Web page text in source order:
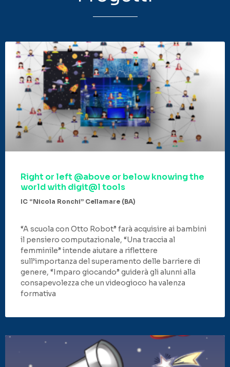
Right or left @above or below knowing the
world with digit@l tools
IC “Nicola Ronchi” Cellamare (BA)
“A scuola con Otto Robot” farà acquisire ai bambini
il pensiero computazionale, “Una traccia al
femminile” intende aiutare a riflettere
sull’importanza del superamento delle barriere di
genere, “Imparo giocando” guiderà gli alunni alla
consapevolezza che un videogioco ha valenza
formativa